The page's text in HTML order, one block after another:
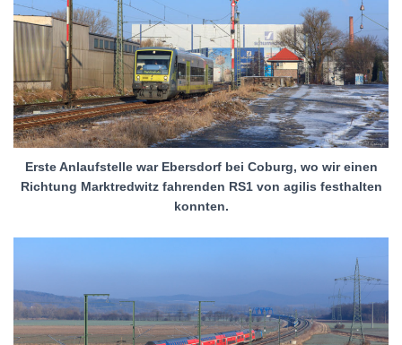
Erste Anlaufstelle war Ebersdorf bei Coburg, wo wir einen
Richtung Marktredwitz fahrenden RS1 von agilis festhalten
konnten.